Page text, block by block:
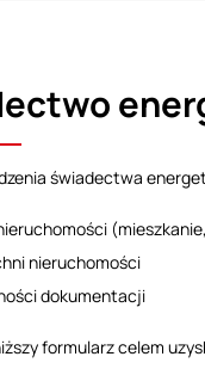
świadectwa
nieruchomości
dokumentacji
formularz celem